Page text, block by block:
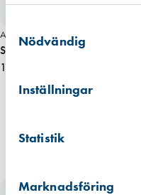
använt deras tjänster.
Nödvändig
Inställningar
Statistik
Marknadsföring
Art. nr 2949
Skräpkorg t. verktygslåda
138,00 kr
Finns i lager (4 st)
Finns i lager (2 st)